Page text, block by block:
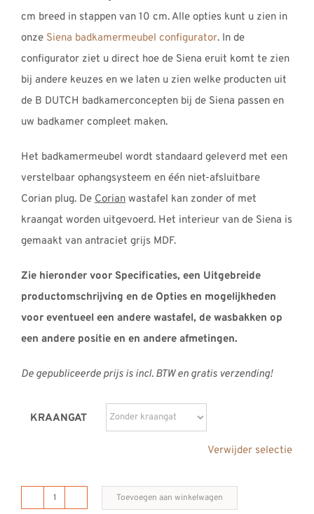
cm breed in stappen van 10 cm. Alle opties kunt u zien in
onze Siena badkamermeubel configurator. In de
configurator ziet u direct hoe de Siena eruit komt te zien
bij andere keuzes en we laten u zien welke producten uit
de B DUTCH badkamerconcepten bij de Siena passen en
uw badkamer compleet maken.
Het badkamermeubel wordt standaard geleverd met een
verstelbaar ophangsysteem en één niet-afsluitbare
Corian plug. De Corian wastafel kan zonder of met
kraangat worden uitgevoerd. Het interieur van de Siena is
gemaakt van antraciet grijs MDF.
Zie hieronder voor Specificaties, een Uitgebreide
productomschrijving en de Opties en mogelijkheden
voor eventueel een andere wastafel, de wasbakken op
een andere positie en en andere afmetingen.
De gepubliceerde prijs is incl. BTW en gratis verzending!
KRAANGAT
Verwijder selectie
B
Toevoegen aan winkelwagen